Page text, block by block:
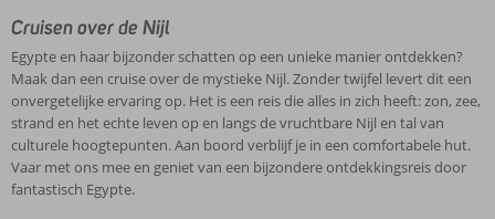
Cruisen over de Nijl
Egypte en haar bijzonder schatten op een unieke manier ontdekken?
Maak dan een cruise over de mystieke Nijl. Zonder twijfel levert dit een
onvergetelijke ervaring op. Het is een reis die alles in zich heeft: zon, zee,
strand en het echte leven op en langs de vruchtbare Nijl en tal van
culturele hoogtepunten. Aan boord verblijf je in een comfortabele hut.
Vaar met ons mee en geniet van een bijzondere ontdekkingsreis door
fantastisch Egypte.